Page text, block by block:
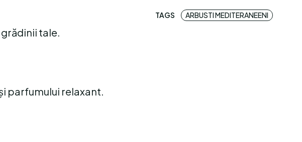
tale.
parfumului relaxant.
TAGS ARBUSTI MEDITERANEENI